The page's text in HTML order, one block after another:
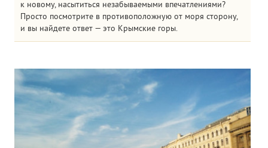
к новому, насытиться незабываемыми впечатлениями?
Просто посмотрите в противоположную от моря сторону,
и вы найдете ответ — это Крымские горы.